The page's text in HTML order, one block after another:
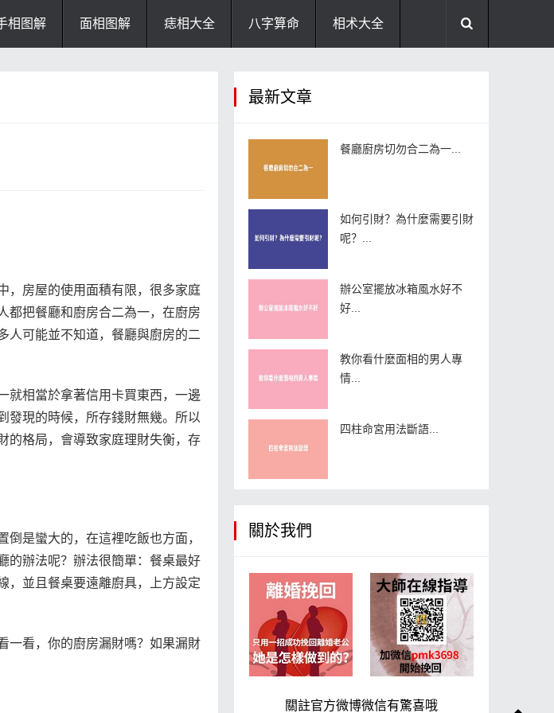
相图解 面相图解 痣相大全 八字算命 相术大全
，房屋的使用面積有限，很多家庭
都把餐廳和廚房合二為一，在廚房
人可能並不知道，餐廳與廚房的二
就相當於拿著信用卡買東西，一邊
發現的時候，所存錢財無幾。所以
的格局，會導致家庭理財失衡，存
是蠻大的，在這裡吃飯也方面，
的辦法呢？辦法很簡單：餐桌最好
，並且餐桌要遠離廚具，上方設定
一看，你的廚房漏財嗎？如果漏財
最新文章
餐廳廚房切勿合二為一...
如何引財？為什麼需要引財
呢？...
辦公室擺放冰箱風水好不
好...
教你看什麼面相的男人專
情...
四柱命宮用法斷語...
關於我們
關註官方微博微信有驚喜哦